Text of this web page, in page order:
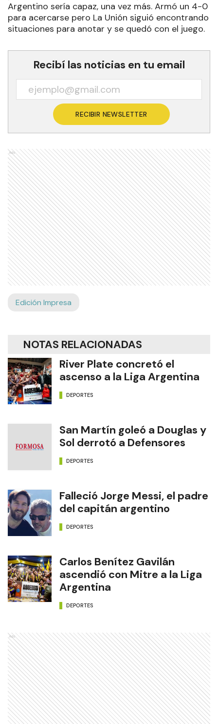
Argentino sería capaz, una vez más. Armó un 4-0
para acercarse pero La Unión siguió encontrando
situaciones para anotar y se quedó con el juego.
Recibí las noticias en tu email
RECIBIR NEWSLETTER
Ads
Edición Impresa
NOTAS RELACIONADAS
River Plate concretó el
ascenso a la Liga Argentina
DEPORTES
San Martín goleó a Douglas y
Sol derrotó a Defensores
DEPORTES
Falleció Jorge Messi, el padre
del capitán argentino
DEPORTES
Carlos Benítez Gavilán
ascendió con Mitre a la Liga
Argentina
DEPORTES
Ads